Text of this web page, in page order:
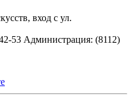
вход с ул.
53 Администрация: (8112)